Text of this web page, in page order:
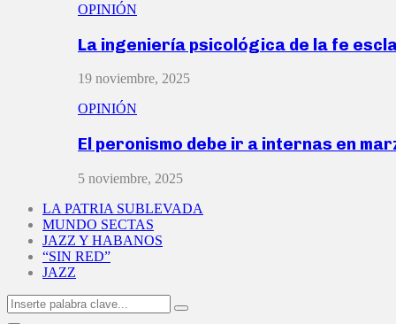
OPINIÓN
La ingeniería psicológica de la fe
19 noviembre, 2025
OPINIÓN
El peronismo debe ir a internas en
5 noviembre, 2025
LA PATRIA SUBLEVADA
MUNDO SECTAS
JAZZ Y HABANOS
“SIN RED”
JAZZ
Search
for:
Search